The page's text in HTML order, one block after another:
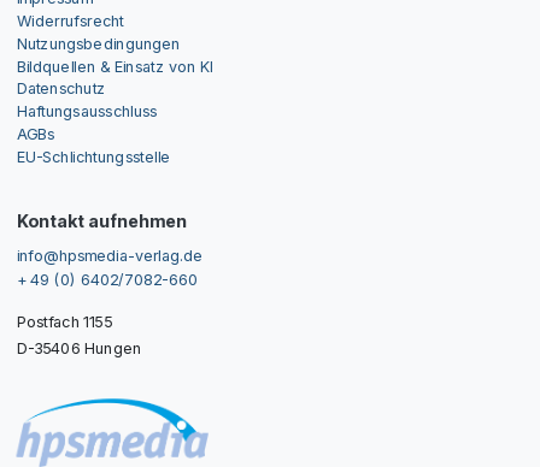
Widerrufsrecht
Nutzungsbedingungen
Bildquellen & Einsatz von KI
Datenschutz
Haftungsausschluss
AGBs
EU-Schlichtungsstelle
Kontakt aufnehmen
info@hpsmedia-verlag.de
+ 49 (0) 6402/7082-660
Postfach 1155
D-35406 Hungen